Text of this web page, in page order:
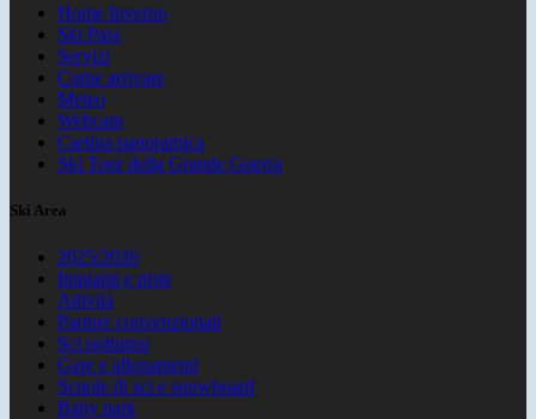
Home Inverno
Ski Pass
Servizi
Come arrivare
Meteo
Webcam
Cartina panoramica
Ski Tour della Grande Guerra
Ski Area
2025/2026
Impianti e piste
Attività
Partner convenzionati
Sci notturno
Gare e allenamenti
Scuole di sci e snowboard
Baby park